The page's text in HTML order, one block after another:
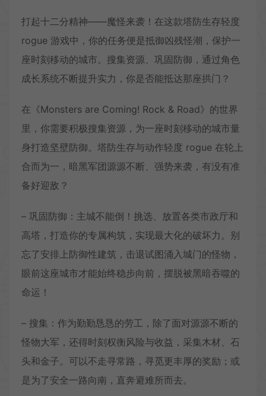
打起十二分精神——魔怪来袭！在这款塔防生存轻度
rogue 游戏中，你的任务便是抵御凶残怪潮，保护一
座时刻移动的城市。搜集资源、巩固防御，通过角色
成长系统不断提升实力，你是否能抵达那座拱门？
在《Monsters are Coming! Rock & Road》的世界
里，你需要积极搜集资源，为一座时刻移动的城市量
身打造坚壁防御。塔防生存与动作轻度 rogue 在轮上
合而为一，暗黑军团源源不断、强势来袭，有没有准
备好迎敌？
– 巩固防御：主城不能倒！挑选、放置各类市政厅和
高塔，打造你的专属构筑，实现最大化的破坏力。别
忘了安排上防御性建筑，击退试图涌入城门的怪物，
眼前这座城市才能始终稳步向前，摆脱被黑暗吞噬的
命运！
– 搜集：作为勤勤恳恳的劳工，除了面对源源不断的
怪物大军，还得时刻权衡风险与收益，采集木材、石
头和金子。可以不走寻常路，寻觅更丰厚的奖励；或
是为了安全一路向南，直奔避难所而去。